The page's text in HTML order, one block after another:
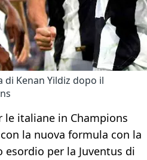
di Kenan Yildiz dopo il
le italiane in Champions
la nuova formula con la
per la Juventus di